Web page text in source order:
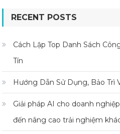
RECENT POSTS
Cách Lập Top Danh Sách
Tín
Hướng Dẫn Sử Dụng, Bảo Trì
Giải pháp AI cho doanh
đến nâng cao trải nghiệm